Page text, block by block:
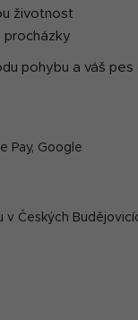
životnost
procházky
pohybu a váš
Pay, Google
v Českých